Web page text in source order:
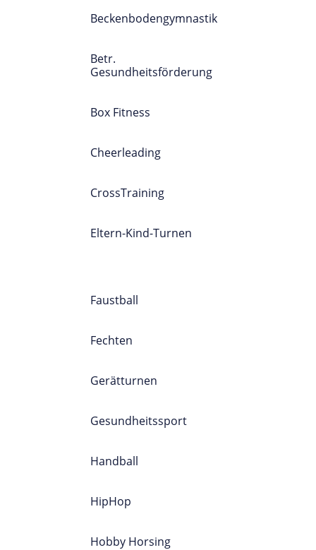
Beckenbodengymnastik
Betr.
Gesundheitsförderung
Box Fitness
Cheerleading
CrossTraining
Eltern-Kind-Turnen
Faustball
Fechten
Gerätturnen
Gesundheitssport
Handball
HipHop
Hobby Horsing